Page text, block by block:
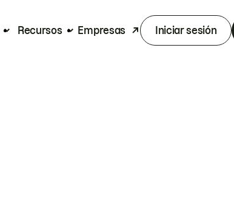
Recursos Empresas Iniciar sesión